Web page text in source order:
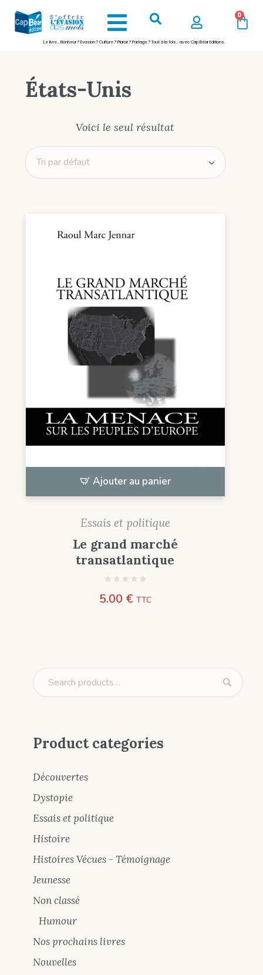
0
Le livre… Bonheur ? Evasion ? Culture ? Plaisir ? Partage ? Tout à la fois… avec Cap Béar Editions.
États-Unis
Voici le seul résultat
Ajouter au panier
Essais et politique
Le grand marché
transatlantique
5.00 € TTC
Product categories
Découvertes
Dystopie
Essais et politique
Histoire
Histoires Vécues - Témoignage
Jeunesse
Non classé
Humour
Nos prochains livres
Nouvelles